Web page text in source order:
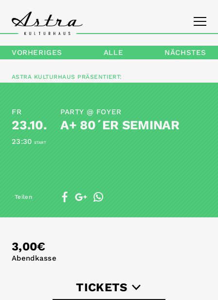
PROGRAMM
KONTAKT
VORHERIGES ALLE NÄCHSTES
ASTRA KULTURHAUS PRÄSENTIERT:
FR
23.10.
START
23:30
PARTY @ FOYER
A+ 80´ER SEMINAR
Teilen
3,00€
Abendkasse
TICKETS